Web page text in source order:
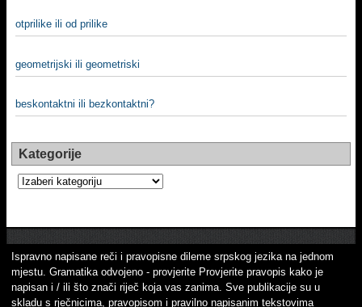
otprilike ili od prilike
geometrijski ili geometriski
beskontaktni ili bezkontaktni?
Kategorije
Kategorije
Ispravno napisane reči i pravopisne dileme srpskog jezika na jednom
mjestu. Gramatika odvojeno - provjerite Provjerite pravopis kako je
napisan i / ili što znači riječ koja vas zanima. Sve publikacije su u
skladu s rječnicima, pravopisom i pravilno napisanim tekstovima